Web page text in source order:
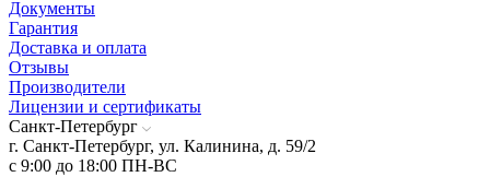
Документы
Гарантия
Доставка и оплата
Отзывы
Производители
Лицензии и сертификаты
Санкт-Петербург
г. Санкт-Петербург, ул. Калинина, д. 59/2
с 9:00 до 18:00 ПН-ВС